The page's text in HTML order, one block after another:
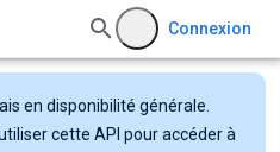
Connexion
en disponibilité générale.
cette API pour accéder à